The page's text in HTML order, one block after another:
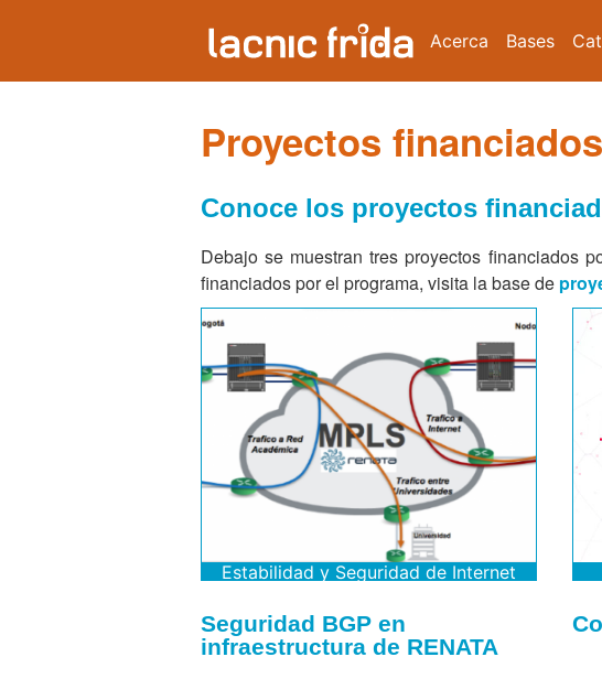
Acerca Bases
Proyectos financiados
Conoce los proyectos
Debajo se muestran tres proyectos financiados
financiados por el programa, visita la base de
Estabilidad y Seguridad de Internet
Seguridad BGP en
infraestructura de RENATA